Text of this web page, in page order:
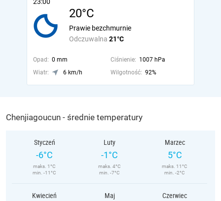
20°C
Odczuwalna 21°C
Prawie bezchmurnie
Opad: 0 mm Ciśnienie: 1007 hPa
Wiatr:
6 km/h Wilgotność: 92%
Chenjiagoucun - średnie temperatury
Styczeń
-6°C
maks. 1°C
min. -11°C
Luty
-1°C
maks. 4°C
min. -7°C
Marzec
5°C
maks. 11°C
min. -2°C
Kwiecień Maj Czerwiec